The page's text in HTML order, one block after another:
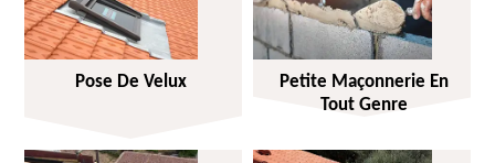
Pose De Velux
Petite Maçonnerie En
Tout Genre